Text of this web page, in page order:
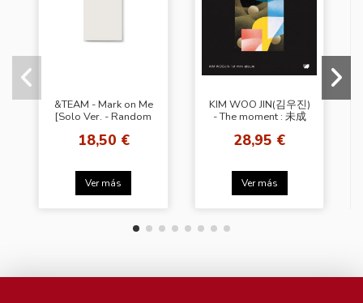
&TEAM - Mark on Me
[Solo Ver. - Random
18,50 €
Ver más
KIM WOO JIN(김우진)
- The moment : 未成
28,95 €
Ver más